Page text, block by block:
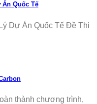
Án Quốc Tế
Dự Án Quốc Tế Đề Thi
thành chương trình,